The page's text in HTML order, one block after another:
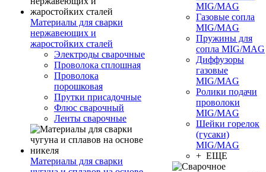
Материалы для сварки
нержавеющих и
жаростойких сталей
Электроды сварочные
Проволока сплошная
Проволока
порошковая
Прутки присадочные
Флюс сварочный
Ленты сварочные
Материалы для сварки
MIG/MAG
Газовые сопла
MIG/MAG
Пружины для
сопла MIG/MAG
Диффузоры
газовые
MIG/MAG
Ролики подачи
проволоки
MIG/MAG
Шейки горелок
(гусаки)
MIG/MAG
+ ЕЩЕ